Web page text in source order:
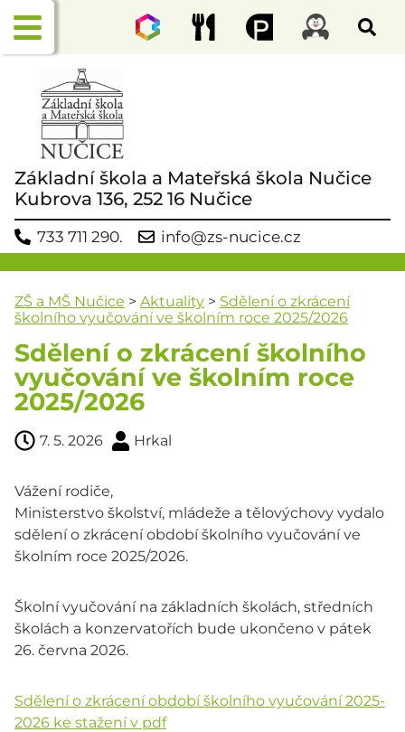
Základní škola a Mateřská škola Nučice
Kubrova 136, 252 16 Nučice
733 711 290. info@zs-nucice.cz
ZŠ a MŠ Nučice > Aktuality > Sdělení o zkrácení
školního vyučování ve školním roce 2025/2026
Sdělení o zkrácení školního
vyučování ve školním roce
2025/2026
7. 5. 2026 Hrkal
Vážení rodiče,
Ministerstvo školství, mládeže a tělovýchovy vydalo
sdělení o zkrácení období školního vyučování ve
školním roce 2025/2026.
Školní vyučování na základních školách, středních
školách a konzervatořích bude ukončeno v pátek
26. června 2026.
Sdělení o zkrácení období školního vyučování 2025-
2026 ke stažení v pdf